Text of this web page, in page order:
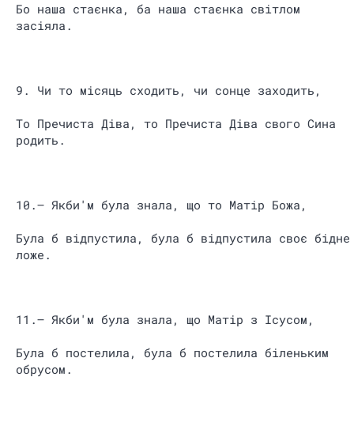
Бо наша стаєнка, ба наша стаєнка світлом
засіяла.
9. Чи то місяць сходить, чи сонце заходить,
То Пречиста Діва, то Пречиста Діва свого Сина
родить.
10.– Якби'м була знала, що то Матір Божа,
Була б відпустила, була б відпустила своє бідне
ложе.
11.– Якби'м була знала, що Матір з Ісусом,
Була б постелила, була б постелила біленьким
обрусом.